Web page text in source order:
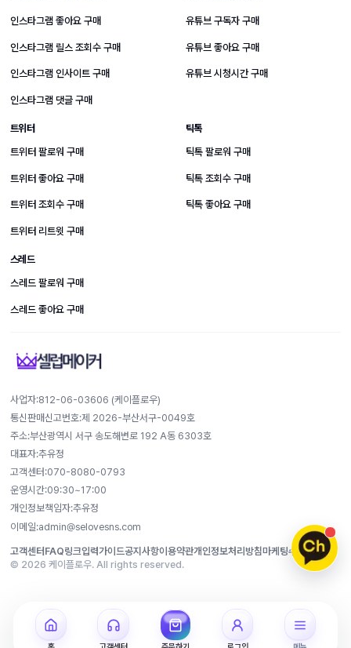
인스타그램 좋아요 구매
인스타그램 릴스 조회수 구매
인스타그램 인사이트 구매
인스타그램 댓글 구매
유튜브 구독자 구매
유튜브 좋아요 구매
유튜브 시청시간 구매
트위터
트위터 팔로워 구매
트위터 좋아요 구매
트위터 조회수 구매
트위터 리트윗 구매
틱톡
틱톡 팔로워 구매
틱톡 조회수 구매
틱톡 좋아요 구매
스레드
스레드 팔로워 구매
스레드 좋아요 구매
사업자:812-​06-​03606 (케이플로우)
통신판매신고번호:제 2026-부산서구-0049호
주소:부산광역시 서구 송도해변로 192 A동 6303호
대표자:추유정
고객센터:070-8080-0793
운영시간:09:30~17:00
개인정보책임자:추유정
이메일:admin@selovesns.com
고객센터 FAQ링크입력가이드공지사항이용약관개인정보처리방침마케팅수신동의
© 2026 케이플로우. All rights reserved.